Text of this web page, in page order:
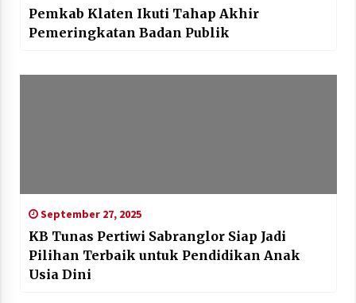
Pemkab Klaten Ikuti Tahap Akhir
Pemeringkatan Badan Publik
September 27, 2025
KB Tunas Pertiwi Sabranglor Siap Jadi
Pilihan Terbaik untuk Pendidikan Anak
Usia Dini